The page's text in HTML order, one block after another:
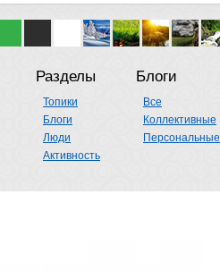
Разделы
Топики
Блоги
Люди
Активность
Блоги
Все
Коллективные
Персональные